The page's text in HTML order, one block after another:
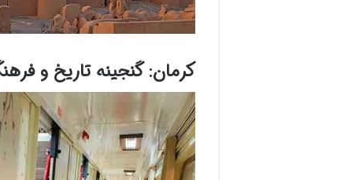
کرمان: گنجینه تاریخ و